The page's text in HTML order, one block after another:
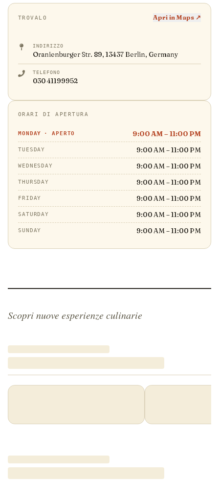
TROVALO Apri in Maps ↗
INDIRIZZO
Oranienburger Str. 89, 13437 Berlin, Germany
TELEFONO
030 41199952
ORARI DI APERTURA
MONDAY ·APERTO 9:00 AM – 11:00 PM
TUESDAY 9:00 AM – 11:00 PM
WEDNESDAY 9:00 AM – 11:00 PM
THURSDAY 9:00 AM – 11:00 PM
FRIDAY 9:00 AM – 11:00 PM
SATURDAY 9:00 AM – 11:00 PM
SUNDAY 9:00 AM – 11:00 PM
Scopri nuove esperienze culinarie